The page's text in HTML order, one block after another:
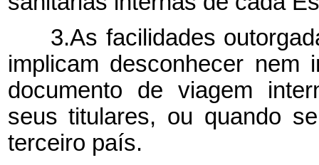
3.As facilidades
implicam desconhecer
documento de viagem
seus titulares, ou quando
terceiro país.